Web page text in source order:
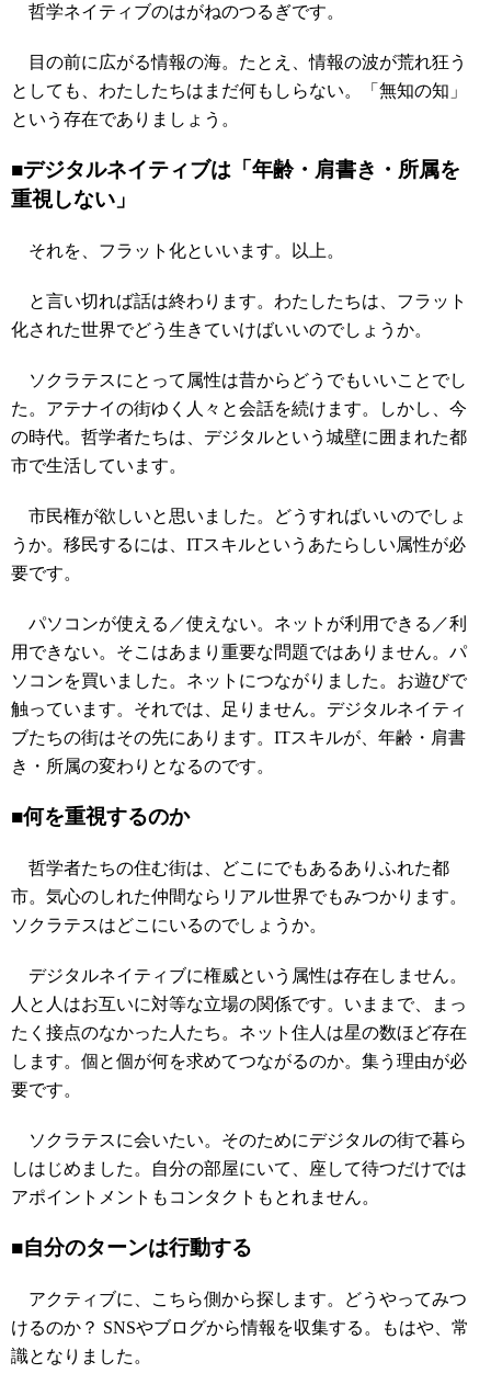
哲学ネイティブのはがねのつるぎです。
目の前に広がる情報の海。たとえ、情報の波が荒れ狂う
としても、わたしたちはまだ何もしらない。「無知の知」
という存在でありましょう。
■デジタルネイティブは「年齢・肩書き・所属を
重視しない」
それを、フラット化といいます。以上。
と言い切れば話は終わります。わたしたちは、フラット
化された世界でどう生きていけばいいのでしょうか。
ソクラテスにとって属性は昔からどうでもいいことでし
た。アテナイの街ゆく人々と会話を続けます。しかし、今
の時代。哲学者たちは、デジタルという城壁に囲まれた都
市で生活しています。
市民権が欲しいと思いました。どうすればいいのでしょ
うか。移民するには、ITスキルというあたらしい属性が必
要です。
パソコンが使える／使えない。ネットが利用できる／利
用できない。そこはあまり重要な問題ではありません。パ
ソコンを買いました。ネットにつながりました。お遊びで
触っています。それでは、足りません。デジタルネイティ
ブたちの街はその先にあります。ITスキルが、年齢・肩書
き・所属の変わりとなるのです。
■何を重視するのか
哲学者たちの住む街は、どこにでもあるありふれた都
市。気心のしれた仲間ならリアル世界でもみつかります。
ソクラテスはどこにいるのでしょうか。
デジタルネイティブに権威という属性は存在しません。
人と人はお互いに対等な立場の関係です。いままで、まっ
たく接点のなかった人たち。ネット住人は星の数ほど存在
します。個と個が何を求めてつながるのか。集う理由が必
要です。
ソクラテスに会いたい。そのためにデジタルの街で暮ら
しはじめました。自分の部屋にいて、座して待つだけでは
アポイントメントもコンタクトもとれません。
■自分のターンは行動する
アクティブに、こちら側から探します。どうやってみつ
けるのか？ SNSやブログから情報を収集する。もはや、常
識となりました。